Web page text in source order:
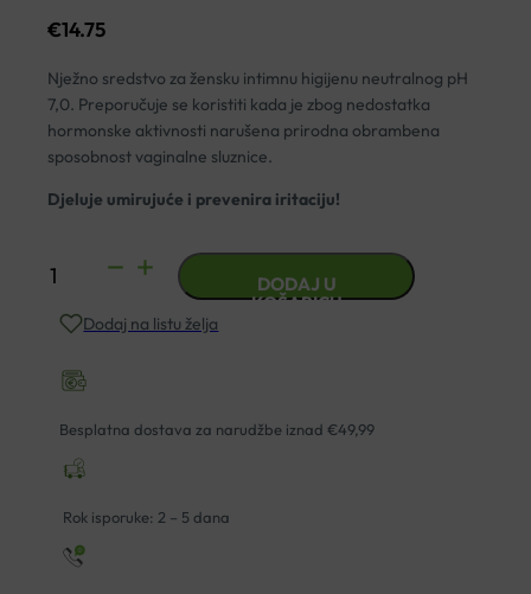
€14.75
Nježno sredstvo za žensku intimnu higijenu neutralnog pH
7,0. Preporučuje se koristiti kada je zbog nedostatka
hormonske aktivnosti narušena prirodna obrambena
sposobnost vaginalne sluznice.
Djeluje umirujuće i prevenira iritaciju!
BIONIKE
INTIMATE
7,0
ZA
NJEGU
500ML
količina
DODAJ U
KOŠARICU
Dodaj na listu želja
Besplatna dostava za narudžbe iznad €49,99
Rok isporuke: 2 – 5 dana